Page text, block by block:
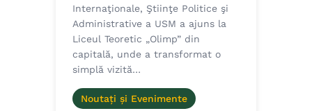
Internaţionale, Ştiinţe Politice şi
Administrative a USM a ajuns la
Liceul Teoretic „Olimp” din
capitală, unde a transformat o
simplă vizită…
Noutați și Evenimente